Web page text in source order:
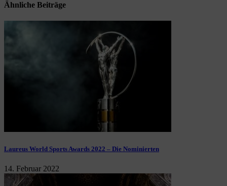
Ähnliche Beiträge
Laureus World Sports Awards 2022 – Die Nominierten
14. Februar 2022